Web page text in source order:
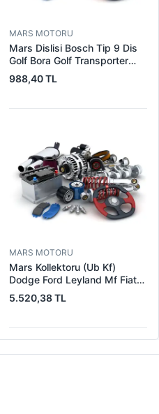
MARS MOTORU
Mars Dislisi Bosch Tip 9 Dis
Golf Bora Golf Transporter
Seat Skoda (15713) | ZEN
1480 | OEM 1011480
988,40 TL
MARS MOTORU
Mars Kollektoru (Ub Kf)
Dodge Ford Leyland Mf Fiat
Trans | MAKO 72313941 |
OEM 72313941
5.520,38 TL